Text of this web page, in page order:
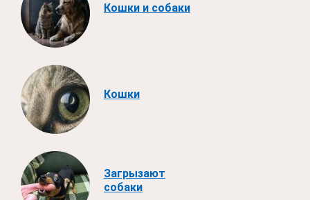
Кошки и собаки
Кошки
Загрызают
собаки